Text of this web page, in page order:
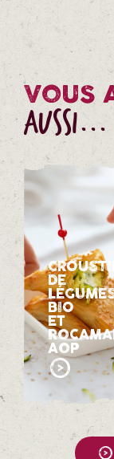
VOUS
AUSSI...
DE
BIO
ET
AOP